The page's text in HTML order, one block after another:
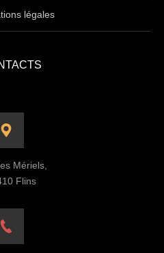
légales
Mériels,
Flins